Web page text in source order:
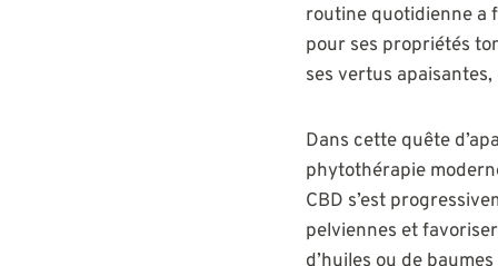
routine quotidienne a
pour ses propriétés
ses vertus
Dans cette quête
phytothérapie
CBD s’est
pelviennes et